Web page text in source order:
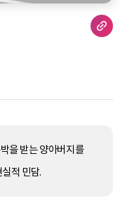
을 받는 양아버지를
적 민담.